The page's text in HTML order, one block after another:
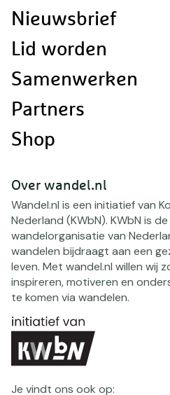
Nieuwsbrief
Lid worden
Samenwerken
Partners
Shop
Over wandel.nl
Wandel.nl is een initiatief van
Nederland (KWbN). KWbN is
wandelorganisatie van
wandelen bijdraagt aan een
leven. Met wandel.nl willen wij
inspireren, motiveren en
te komen via wandelen.
Je vindt ons ook op: